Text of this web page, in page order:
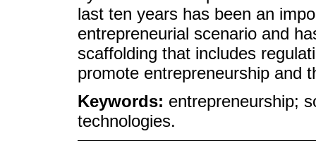
last ten years has been an
entrepreneurial scenario and
scaffolding that includes
promote entrepreneurship and
Keywords: entrepreneurship;
technologies.